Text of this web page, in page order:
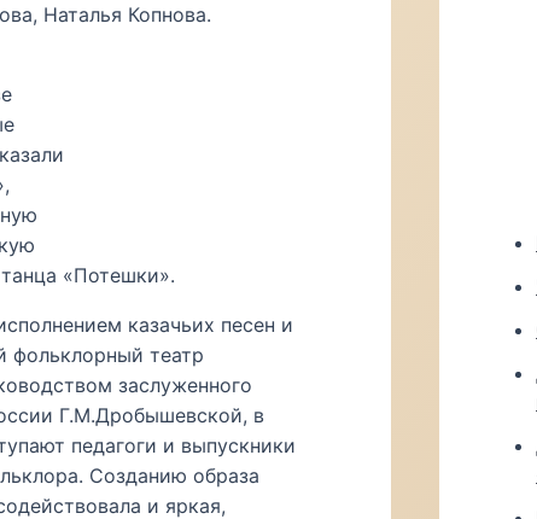
Наталья Копнова.
«Потешки».
казачьих песен и
фольклорный театр
заслуженного
Г.М.Дробышевской, в
педагоги и выпускники
Созданию образа
и яркая,